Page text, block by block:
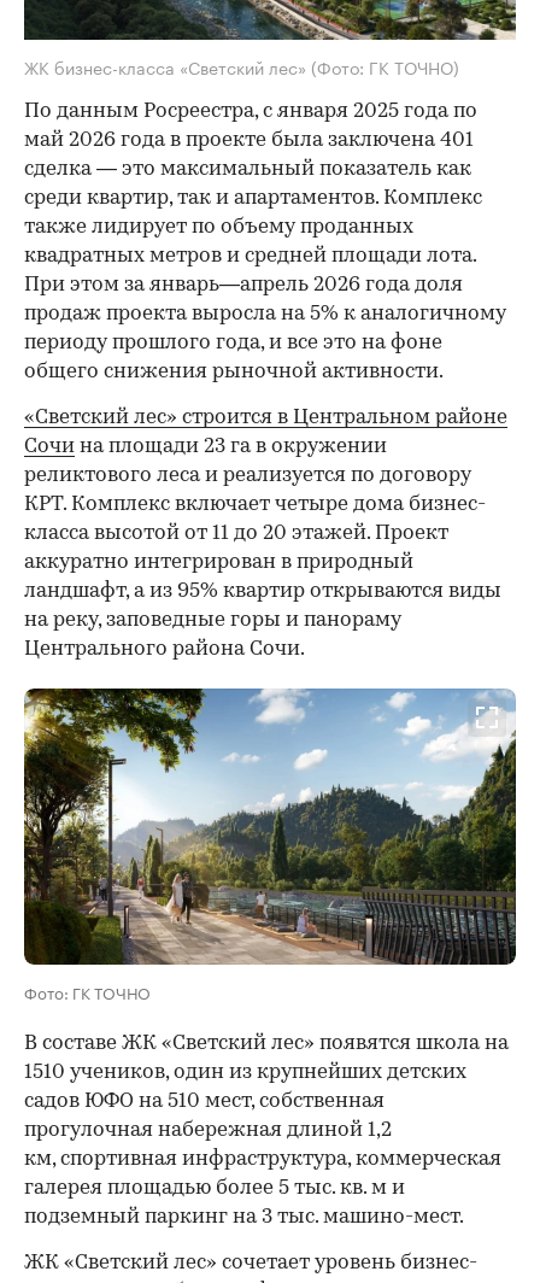
ЖК бизнес-класса «Светский лес» (Фото: ГК ТОЧНО)
По данным Росреестра, с января 2025 года по
май 2026 года в проекте была заключена 401
сделка — это максимальный показатель как
среди квартир, так и апартаментов. Комплекс
также лидирует по объему проданных
квадратных метров и средней площади лота.
При этом за январь—апрель 2026 года доля
продаж проекта выросла на 5% к аналогичному
периоду прошлого года, и все это на фоне
общего снижения рыночной активности.
«Светский лес» строится в Центральном районе
Сочи на площади 23 га в окружении
реликтового леса и реализуется по договору
КРТ. Комплекс включает четыре дома бизнес-
класса высотой от 11 до 20 этажей. Проект
аккуратно интегрирован в природный
ландшафт, а из 95% квартир открываются виды
на реку, заповедные горы и панораму
Центрального района Сочи.
Фото: ГК ТОЧНО
00:00
В составе ЖК «Светский лес» появятся школа на
1510 учеников, один из крупнейших детских
садов ЮФО на 510 мест, собственная
прогулочная набережная длиной 1,2
км, спортивная инфраструктура, коммерческая
галерея площадью более 5 тыс. кв. м и
подземный паркинг на 3 тыс. машино-мест.
ЖК «Светский лес» сочетает уровень бизнес-